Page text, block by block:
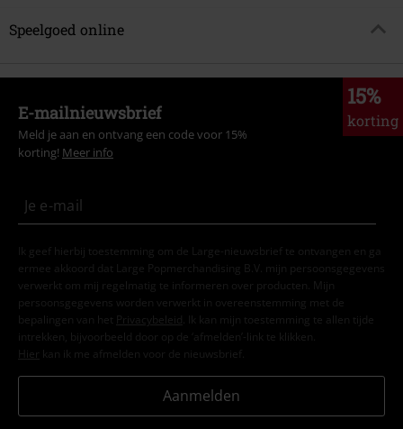
Speelgoed online
15%
korting
E-mailnieuwsbrief
Meld je aan en ontvang een code voor 15%
korting! Meer info
Ik geef hierbij toestemming om de Large-nieuwsbrief te ontvangen en ga
ermee akkoord dat Large Popmerchandising B.V. mijn persoonsgegevens
verwerkt om mij regelmatig te informeren over producten. Mijn
persoonsgegevens worden verwerkt in overeenstemming met de
bepalingen van het
Privacybeleid . Ik kan mijn toestemming te allen tijde
intrekken, bijvoorbeeld door op de ‘afmelden’-link te klikken.
Hier kan ik me afmelden voor de nieuwsbrief.
Aanmelden